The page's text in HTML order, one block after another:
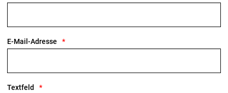
E-Mail-Adresse
Textfeld